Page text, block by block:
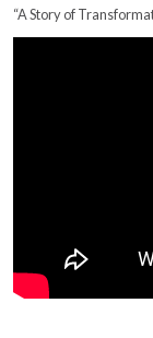
“A Story of